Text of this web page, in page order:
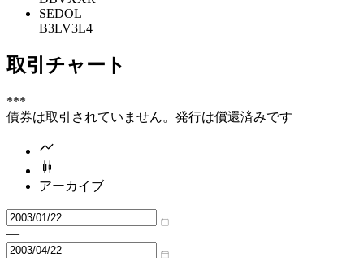
SEDOL
B3LV3L4
取引チャート
***
債券は取引されていません。発行は償還済みです
アーカイブ
—